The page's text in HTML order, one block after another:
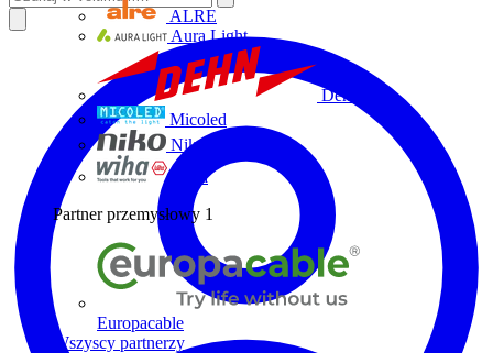
ALRE
Aura Light
Dehn
Micoled
Niko
Wiha
Partner przemysłowy 1
Europacable
Wszyscy partnerzy